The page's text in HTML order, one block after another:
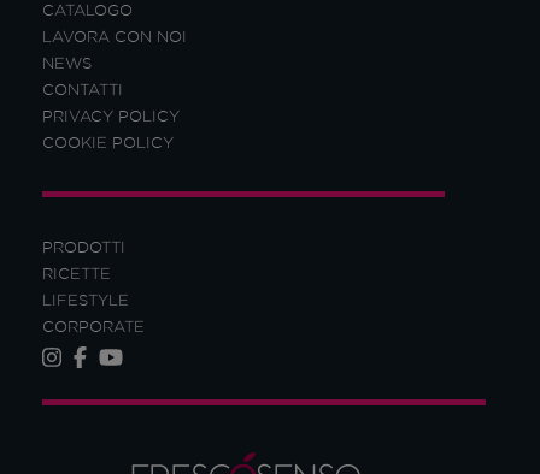
PRODOTTI
RICETTE
LIFESTYLE
CORPORATE
CATALOGO
LAVORA CON NOI
NEWS
CONTATTI
PRIVACY POLICY
COOKIE POLICY